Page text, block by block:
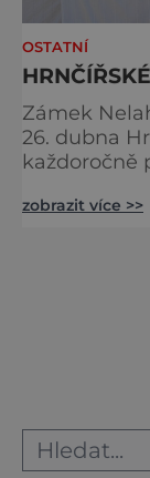
OSTATNÍ
Zámek
26. dubna
každoročně
zábavný
bude také
zobrazit více >>